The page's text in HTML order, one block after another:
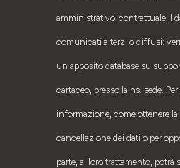
amministrativo-contrattuale. I
comunicati a terzi o diffusi:
un apposito database su
cartaceo, presso la ns. sede.
informazione, come ottenere
cancellazione dei dati o per
parte, al loro trattamento, potrà